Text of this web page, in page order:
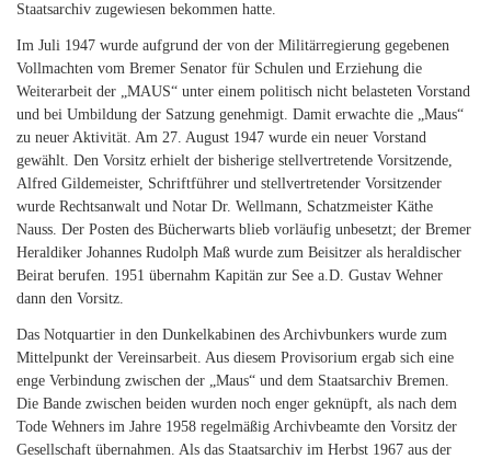
Staatsarchiv zugewiesen bekommen hatte.
Im Juli 1947 wurde aufgrund der von der Militärregierung gegebenen
Vollmachten vom Bremer Senator für Schulen und Erziehung die
Weiterarbeit der „MAUS“ unter einem politisch nicht belasteten Vorstand
und bei Umbildung der Satzung genehmigt. Damit erwachte die „Maus“
zu neuer Aktivität. Am 27. August 1947 wurde ein neuer Vorstand
gewählt. Den Vorsitz erhielt der bisherige stellvertretende Vorsitzende,
Alfred Gildemeister, Schriftführer und stellvertretender Vorsitzender
wurde Rechtsanwalt und Notar Dr. Wellmann, Schatzmeister Käthe
Nauss. Der Posten des Bücherwarts blieb vorläufig unbesetzt; der Bremer
Heraldiker Johannes Rudolph Maß wurde zum Beisitzer als heraldischer
Beirat berufen. 1951 übernahm Kapitän zur See a.D. Gustav Wehner
dann den Vorsitz.
Das Notquartier in den Dunkelkabinen des Archivbunkers wurde zum
Mittelpunkt der Vereinsarbeit. Aus diesem Provisorium ergab sich eine
enge Verbindung zwischen der „Maus“ und dem Staatsarchiv Bremen.
Die Bande zwischen beiden wurden noch enger geknüpft, als nach dem
Tode Wehners im Jahre 1958 regelmäßig Archivbeamte den Vorsitz der
Gesellschaft übernahmen. Als das Staatsarchiv im Herbst 1967 aus der